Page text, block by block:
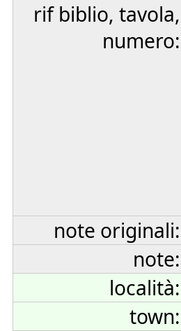
rif biblio, tavola,
numero:
note originali:
note:
località:
town: